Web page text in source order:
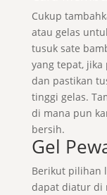
Cukup
atau gelas
tusuk sate
yang tepat,
dan pastikan
tinggi gelas.
di mana pun
bersih.
Gel
Berikut pilihan
dapat diatur di